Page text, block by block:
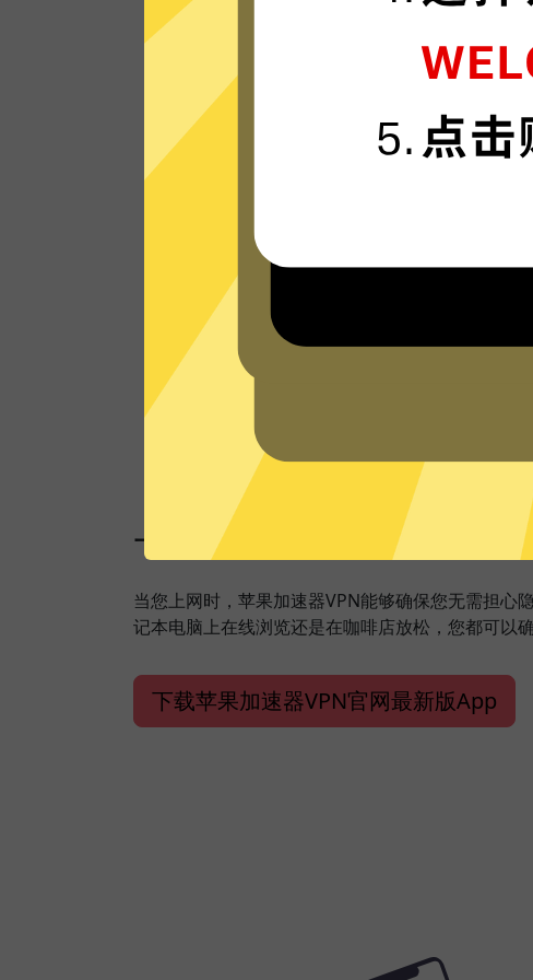
准备好体验我们运行在最新技术上的苹果加
速器VPN网络，享受超快的连接速度。
看看其他人对苹果加速器VPN的评价
一键加速，保障安全上网
当您上网时，苹果加速器VPN能够确保您无需担心
记本电脑上在线浏览还是在咖啡店放松，您都可以
下载苹果加速器VPN官网最新版App